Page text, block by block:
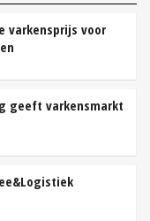
varkensprijs voor
geeft varkensmarkt